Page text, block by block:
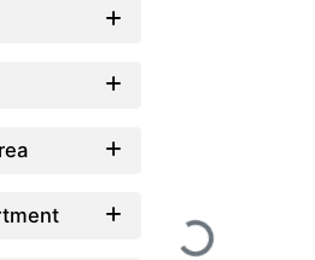
Loading...